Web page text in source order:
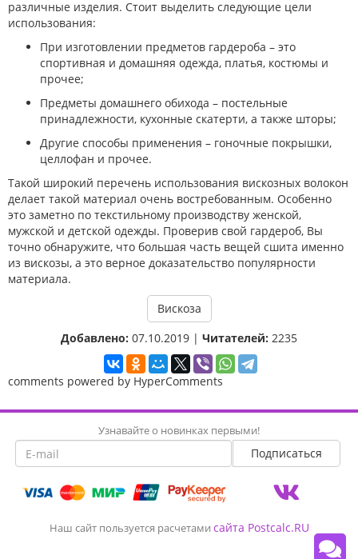
различные изделия. Стоит выделить следующие цели
использования:
При изготовлении предметов гардероба – это
спортивная и домашняя одежда, платья, костюмы и
прочее;
Предметы домашнего обихода – постельные
принадлежности, кухонные скатерти, а также шторы;
Другие способы применения – гоночные покрышки,
целлофан и прочее.
Такой широкий перечень использования вискозных волокон
делает такой материал очень востребованным. Особенно
это заметно по текстильному производству женской,
мужской и детской одежды. Проверив свой гардероб, Вы
точно обнаружите, что большая часть вещей сшита именно
из вискозы, а это верное доказательство популярности
материала.
Вискоза
Добавлено: 07.10.2019 | Читателей: 2235
comments powered by HyperComments
Узнавайте о новинках первыми!
Наш сайт пользуется расчетами сайта Postcalc.RU